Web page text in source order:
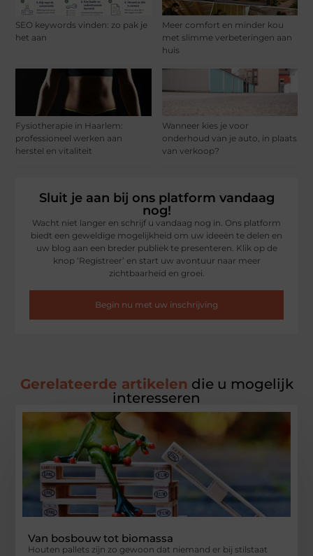
SEO keywords vinden: zo pak je
het aan
Meer comfort en minder kou
met slimme verbeteringen aan
huis
Fysiotherapie in Haarlem:
professioneel werken aan
herstel en vitaliteit
Wanneer kies je voor
onderhoud van je auto, in plaats
van verkoop?
Sluit je aan bij ons platform vandaag
nog!
Wacht niet langer en schrijf u vandaag nog in. Ons platform
biedt een geweldige mogelijkheid om uw ideeën te delen en
uw blog aan een breder publiek te presenteren. Klik op de
knop ‘Registreer’ en start uw avontuur naar meer
zichtbaarheid en groei.
Begin nu met uw inschrijving
Gerelateerde artikelen die u mogelijk
interesseren
Van bosbouw tot biomassa
Houten pallets zijn zo gewoon dat niemand er bij stilstaat